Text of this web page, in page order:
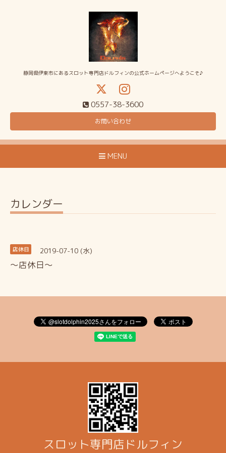
静岡県伊東市にあるスロット専門店ドルフィンの公式ホームページへようこそ♪
0557-38-3600
お問い合わせ
MENU
カレンダー
店休日 2019-07-10 (水)
～店休日～
スロット専門店ドルフィン